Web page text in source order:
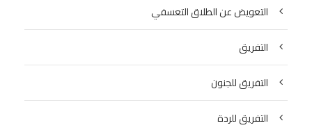
التعويض عن الطلاق التعسفي
التفريق
التفريق للجنون
التفريق للردة